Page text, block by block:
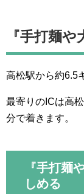
『手打麺
高松駅から約6.5
最寄りのICは高
分で着きます。
『手打麺
しめる